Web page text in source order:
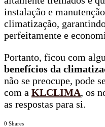
instalação e
climatização,
perfeitamente e
Portanto, ficou com
benefícios da
não se preocupe, pode
com a KLCLIMA, os
as respostas para si.
0 Shares